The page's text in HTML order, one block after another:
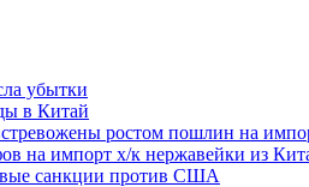
убытки
в Китай
ростом пошлин на
на импорт х/к нержавейки из
санкции против США